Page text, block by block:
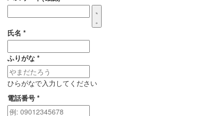
氏名 *
ふりがな *
ひらがなで入力してください
電話番号 *